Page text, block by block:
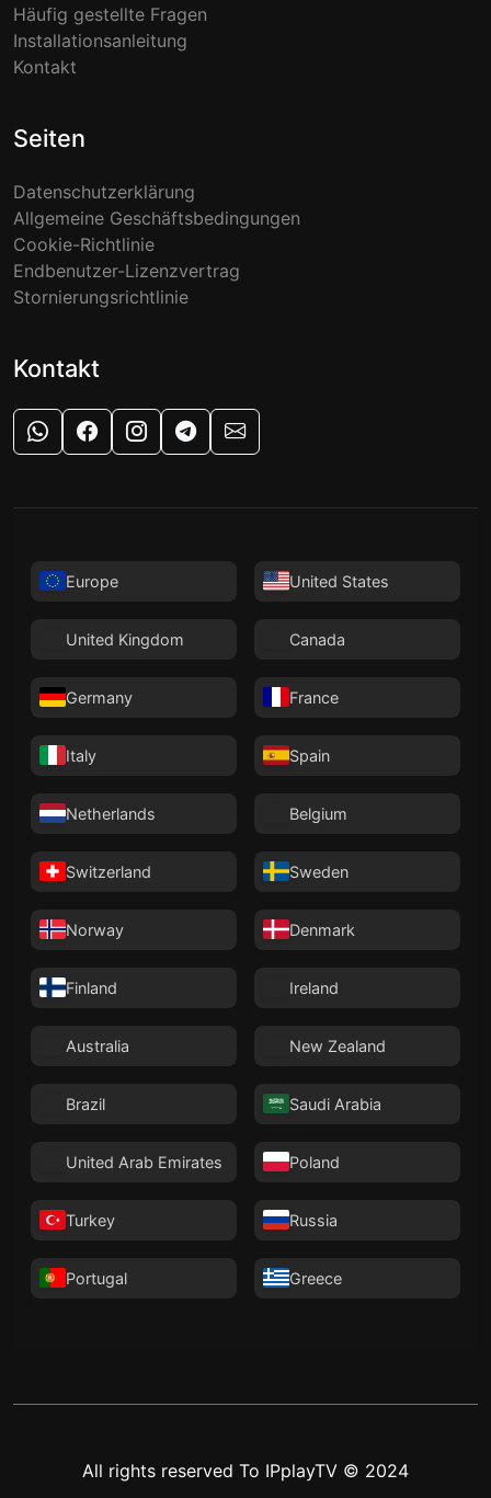
Häufig gestellte Fragen
Installationsanleitung
Kontakt
Seiten
Datenschutzerklärung
Allgemeine Geschäftsbedingungen
Cookie-Richtlinie
Endbenutzer-Lizenzvertrag
Stornierungsrichtlinie
Kontakt
WhatsApp Support
FacebookInstagramTelegramE-Mail-Support
Europe United States
United Kingdom Canada
Germany France
Italy Spain
Netherlands Belgium
Switzerland Sweden
Norway Denmark
Finland Ireland
Australia New Zealand
Brazil Saudi Arabia
United Arab Emirates Poland
Turkey Russia
Portugal Greece
All rights reserved To IPplayTV © 2024